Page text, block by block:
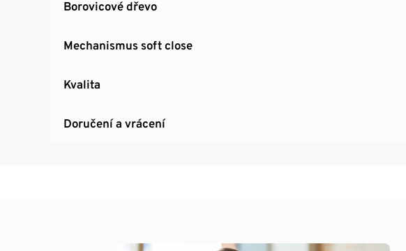
Borovicové dřevo
Mechanismus soft close
Kvalita
Doručení a vrácení